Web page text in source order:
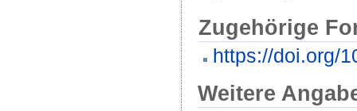
Zugehörige
https://doi.org/
Weitere